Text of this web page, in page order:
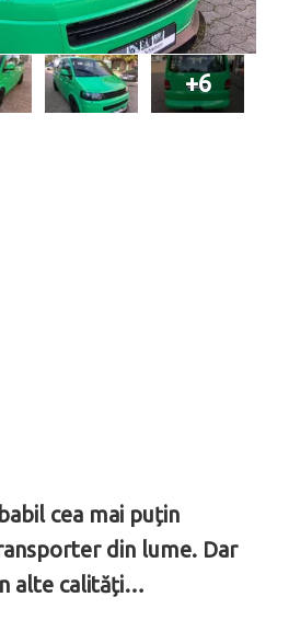
+6
cea mai puțin
din lume. Dar
alte calități…